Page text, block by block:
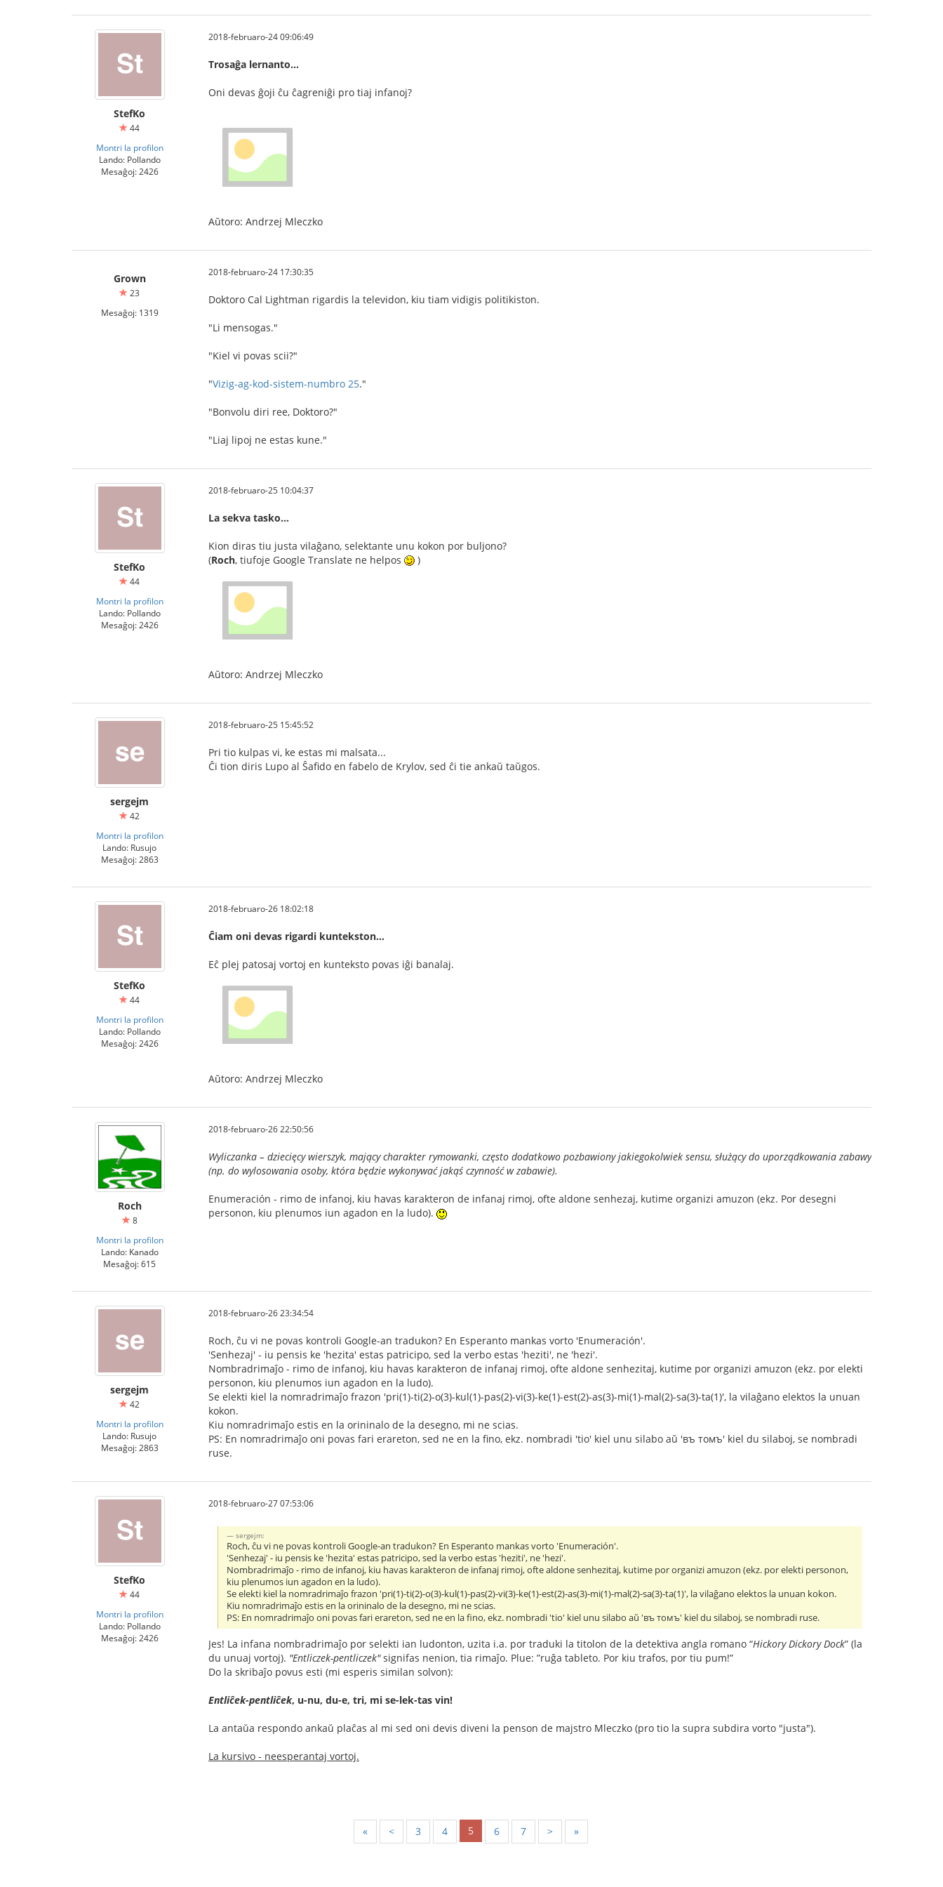
StefKo
44
Montri la profilon
Lando: Pollando
Mesaĝoj: 2426
2018-februaro-24 09:06:49
Trosaĝa lernanto…
Oni devas ĝoji ĉu ĉagreniĝi pro tiaj infanoj?
Aŭtoro: Andrzej Mleczko
Grown
23
Mesaĝoj: 1319
2018-februaro-24 17:30:35
Doktoro Cal Lightman rigardis la televidon, kiu tiam vidigis politikiston.
"Li mensogas."
"Kiel vi povas scii?"
"Vizig-ag-kod-sistem-numbro 25."
"Bonvolu diri ree, Doktoro?"
"Liaj lipoj ne estas kune."
StefKo
44
Montri la profilon
Lando: Pollando
Mesaĝoj: 2426
2018-februaro-25 10:04:37
La sekva tasko…
Kion diras tiu justa vilaĝano, selektante unu kokon por buljono?
(Roch, tiufoje Google Translate ne helpos )
Aŭtoro: Andrzej Mleczko
sergejm
42
Montri la profilon
Lando: Rusujo
Mesaĝoj: 2863
2018-februaro-25 15:45:52
Pri tio kulpas vi, ke estas mi malsata...
Ĉi tion diris Lupo al Ŝafido en fabelo de Krylov, sed ĉi tie ankaŭ taŭgos.
StefKo
44
Montri la profilon
Lando: Pollando
Mesaĝoj: 2426
2018-februaro-26 18:02:18
Ĉiam oni devas rigardi kuntekston…
Eĉ plej patosaj vortoj en kunteksto povas iĝi banalaj.
Aŭtoro: Andrzej Mleczko
Roch
8
Montri la profilon
Lando: Kanado
Mesaĝoj: 615
2018-februaro-26 22:50:56
Wyliczanka – dziecięcy wierszyk, mający charakter rymowanki, często dodatkowo pozbawiony jakiegokolwiek sensu, służący do uporządkowania zabawy
(np. do wylosowania osoby, która będzie wykonywać jakąś czynność w zabawie).
Enumeración - rimo de infanoj, kiu havas karakteron de infanaj rimoj, ofte aldone senhezaj, kutime organizi amuzon (ekz. Por desegni
personon, kiu plenumos iun agadon en la ludo).
sergejm
42
Montri la profilon
Lando: Rusujo
Mesaĝoj: 2863
2018-februaro-26 23:34:54
Roch, ĉu vi ne povas kontroli Google-an tradukon? En Esperanto mankas vorto 'Enumeración'.
'Senhezaj' - iu pensis ke 'hezita' estas patricipo, sed la verbo estas 'heziti', ne 'hezi'.
Nombradrimaĵo - rimo de infanoj, kiu havas karakteron de infanaj rimoj, ofte aldone senhezitaj, kutime por organizi amuzon (ekz. por elekti
personon, kiu plenumos iun agadon en la ludo).
Se elekti kiel la nomradrimaĵo frazon 'pri(1)-ti(2)-o(3)-kul(1)-pas(2)-vi(3)-ke(1)-est(2)-as(3)-mi(1)-mal(2)-sa(3)-ta(1)', la vilaĝano elektos la unuan
kokon.
Kiu nomradrimaĵo estis en la orininalo de la desegno, mi ne scias.
PS: En nomradrimaĵo oni povas fari erareton, sed ne en la fino, ekz. nombradi 'tio' kiel unu silabo aŭ 'въ томъ' kiel du silaboj, se nombradi
ruse.
StefKo
44
Montri la profilon
Lando: Pollando
Mesaĝoj: 2426
2018-februaro-27 07:53:06
sergejm:
Roch, ĉu vi ne povas kontroli Google-an tradukon? En Esperanto mankas vorto 'Enumeración'.
'Senhezaj' - iu pensis ke 'hezita' estas patricipo, sed la verbo estas 'heziti', ne 'hezi'.
Nombradrimaĵo - rimo de infanoj, kiu havas karakteron de infanaj rimoj, ofte aldone senhezitaj, kutime por organizi amuzon (ekz. por elekti personon,
kiu plenumos iun agadon en la ludo).
Se elekti kiel la nomradrimaĵo frazon 'pri(1)-ti(2)-o(3)-kul(1)-pas(2)-vi(3)-ke(1)-est(2)-as(3)-mi(1)-mal(2)-sa(3)-ta(1)', la vilaĝano elektos la unuan kokon.
Kiu nomradrimaĵo estis en la orininalo de la desegno, mi ne scias.
PS: En nomradrimaĵo oni povas fari erareton, sed ne en la fino, ekz. nombradi 'tio' kiel unu silabo aŭ 'въ томъ' kiel du silaboj, se nombradi ruse.
Jes! La infana nombradrimaĵo por selekti ian ludonton, uzita i.a. por traduki la titolon de la detektiva angla romano “Hickory Dickory Dock” (la
du unuaj vortoj). "Entliczek-pentliczek"signifas nenion, tia rimaĵo. Plue: ”ruĝa tableto. Por kiu trafos, por tiu pum!”
Do la skribaĵo povus esti (mi esperis similan solvon):
Entliĉek-pentliĉek, u-nu, du-e, tri, mi se-lek-tas vin!
La antaŭa respondo ankaŭ plaĉas al mi sed oni devis diveni la penson de majstro Mleczko (pro tio la supra subdira vorto "justa").
La kursivo - neesperantaj vortoj.
« < 3 4 5 6 7 > »